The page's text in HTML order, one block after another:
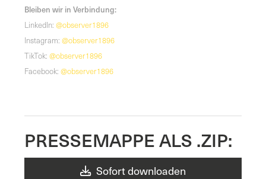
Bleiben wir in Verbindung:
LinkedIn: @observer1896
Instagram: @observer1896
TikTok: @observer1896
Facebook: @observer1896
PRESSEMAPPE ALS .ZIP:
Sofort downloaden